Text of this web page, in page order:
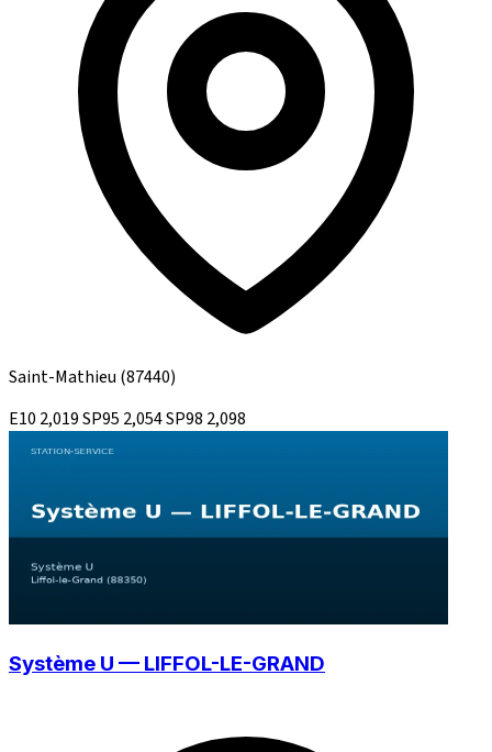
Saint-Mathieu (87440)
E10 2,019SP95 2,054SP98 2,098
Système U — LIFFOL-LE-GRAND